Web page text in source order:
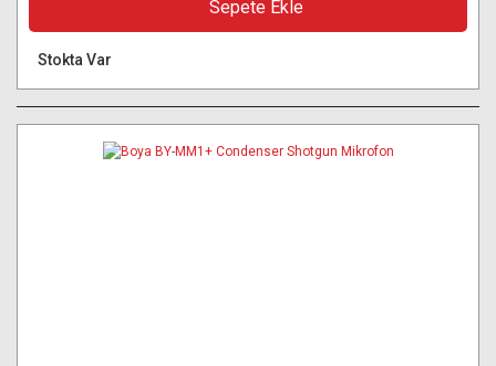
Sepete Ekle
Stokta Var